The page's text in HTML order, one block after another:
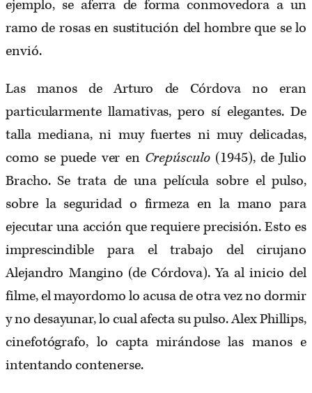
ejemplo, se aferra de forma conmovedora a un
ramo de rosas en sustitución del hombre que se lo
envió.
Las manos de Arturo de Córdova no eran
particularmente llamativas, pero sí elegantes. De
talla mediana, ni muy fuertes ni muy delicadas,
como se puede ver en Crepúsculo(1945), de Julio
Bracho. Se trata de una película sobre el pulso,
sobre la seguridad o firmeza en la mano para
ejecutar una acción que requiere precisión. Esto es
imprescindible para el trabajo del cirujano
Alejandro Mangino (de Córdova). Ya al inicio del
filme, el mayordomo lo acusa de otra vez no dormir
y no desayunar, lo cual afecta su pulso. Alex Phillips,
cinefotógrafo, lo capta mirándose las manos e
intentando contenerse.